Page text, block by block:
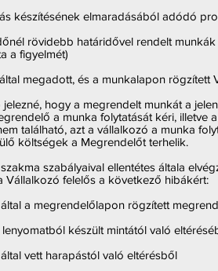
készítésének elmaradásából adódó
rövidebb határidővel rendelt
a figyelmét)
megadott, és a munkalapon rögzített
jelezné, hogy a megrendelt munkát a
a munka folytatását kéri, illetve
található, azt a vállalkozó a munka
költségek a Megrendelőt terhelik.
szabályaival ellentétes általa
Vállalkozó felelős a következő hibákért:
a megrendelőlapon rögzített
készült mintától való
vett harapástól való eltérésből